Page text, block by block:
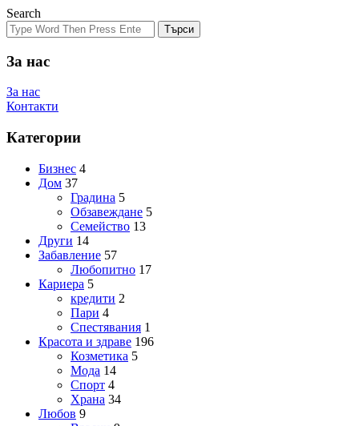
Search
Търси
За нас
За нас
Контакти
Категории
Бизнес 4
Дом 37
Градина 5
Обзавеждане 5
Семейство 13
Други 14
Забавление 57
Любопитно 17
Кариера 5
кредити 2
Пари 4
Спестявания 1
Красота и здраве 196
Козметика 5
Мода 14
Спорт 4
Храна 34
Любов 9